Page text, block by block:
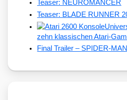
Teaser: NEUROMANCER
Teaser: BLADE RUNNER
zehn klassischen Atari-
Final Trailer – SPIDER-